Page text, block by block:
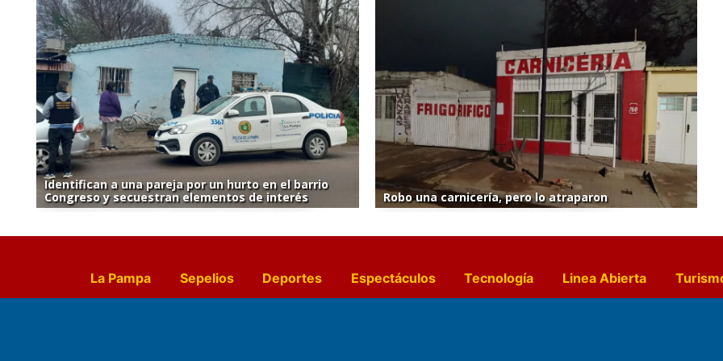
Identifican a una pareja por un hurto en el barrio
Congreso y secuestran elementos de interés
Robo una carnicería, pero lo atraparon
La Pampa Sepelios Deportes Espectáculos Tecnología Linea Abierta